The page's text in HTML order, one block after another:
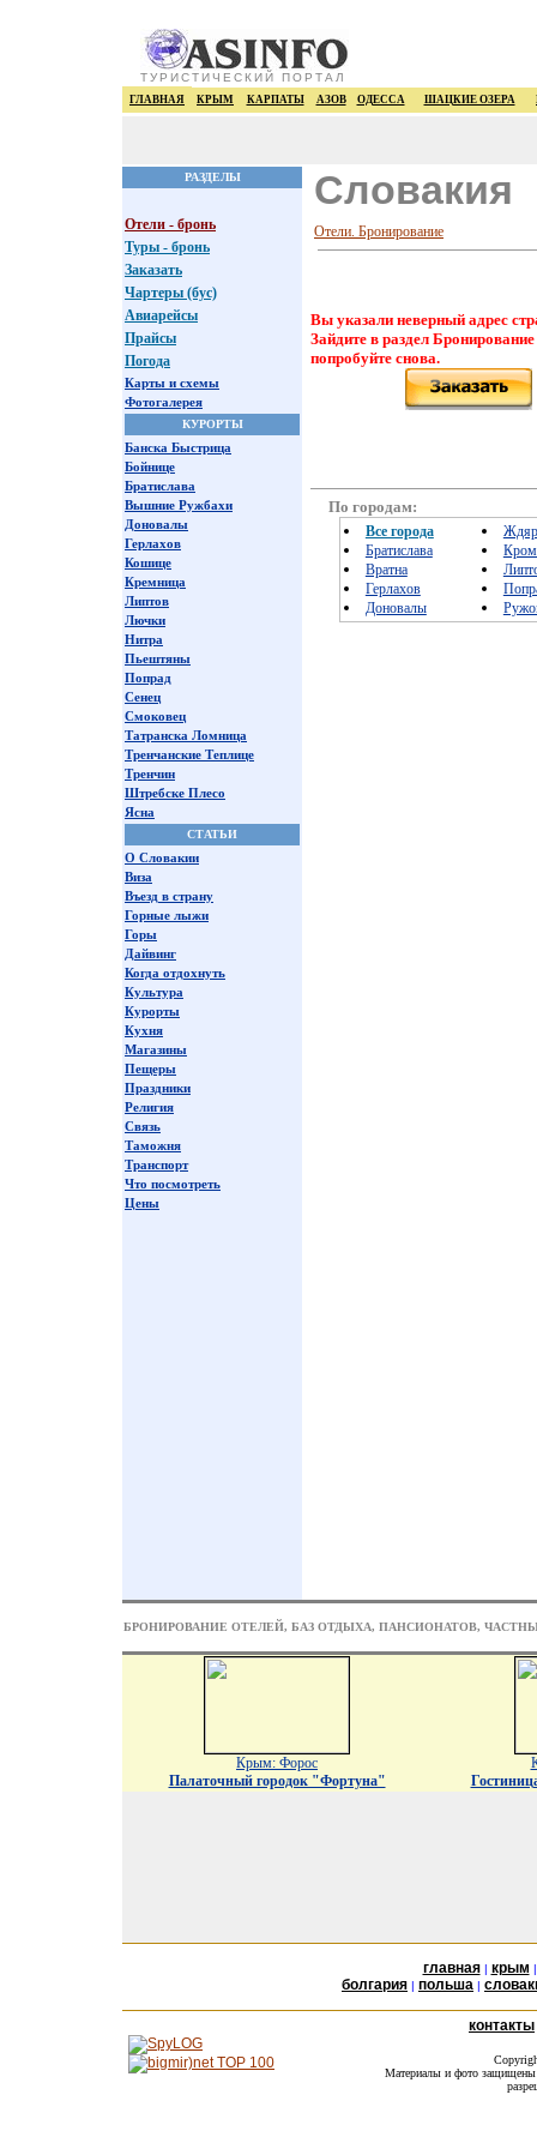
ТУРИСТИЧЕСКИЙ ПОРТАЛ
ГЛАВНАЯ КРЫМ КАРПАТЫ АЗОВ ОДЕССА ШАЦКИЕ ОЗЕРА
РАЗДЕЛЫ Словакия
Отели - бронь
Туры - бронь
Заказать
Чартеры (бус)
Авиарейсы
Прайсы
Погода
Карты и схемы
Фотогалерея
КУРОРТЫ
Банска Быстрица
Бойнице
Братислава
Вышние Ружбахи
Доновалы
Герлахов
Кошице
Кремница
Липтов
Лючки
Нитра
Пьештяны
Попрад
Сенец
Смоковец
Татранска Ломница
Тренчанские Теплице
Тренчин
Штребске Плесо
Ясна
СТАТЬИ
О Словакии
Виза
Въезд в страну
Горные лыжи
Горы
Дайвинг
Когда отдохнуть
Культура
Курорты
Кухня
Магазины
Пещеры
Праздники
Религия
Связь
Таможня
Транспорт
Что посмотреть
Цены
Отели. Бронирование
Вы указали неверный адрес
Зайдите в раздел
попробуйте снова.
По городам:
Все города
Братислава
Вратна
Герлахов
Доновалы
Ждяр
БРОНИРОВАНИЕ ОТЕЛЕЙ, БАЗ ОТДЫХА, ПАНСИОНАТОВ,
Крым: Форос
Палаточный городок "Фортуна"
главная| крым
болгария | польша |
контакты
Материалы и фото защищены